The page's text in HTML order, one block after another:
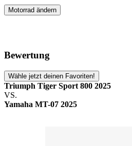
Motorrad ändern
Bewertung
Wähle jetzt deinen Favoriten!
Triumph Tiger Sport 800 2025
VS.
Yamaha MT-07 2025